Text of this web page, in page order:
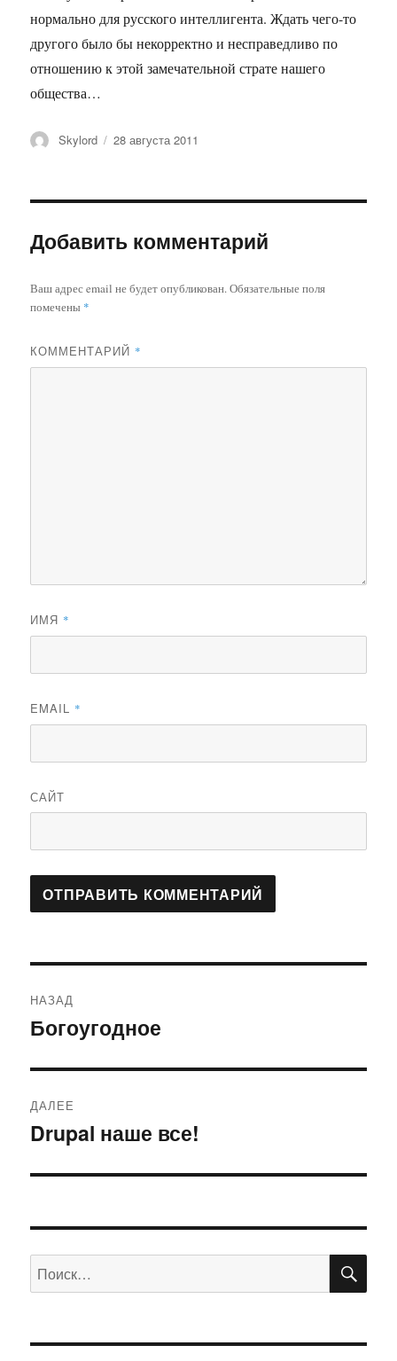
нормально для русского интеллигента. Ждать чего-то
другого было бы некорректно и несправедливо по
отношению к этой замечательной страте нашего
общества…
Автор
Skylord Опубликовано
28 августа 2011
Добавить комментарий
Ваш адрес email не будет опубликован.Обязательные поля
помечены *
КОММЕНТАРИЙ *
ИМЯ *
EMAIL *
САЙТ
по
НАЗАД
Предыдущая
Богоугодное
ДАЛЕЕ
Следующая
Drupal наше все!
Искать: